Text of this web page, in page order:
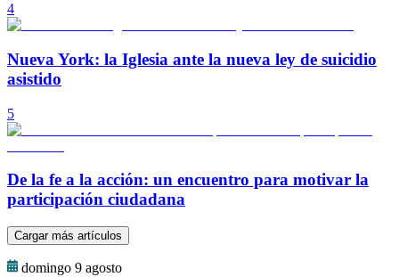
4
Nueva York: la Iglesia ante la nueva ley de suicidio
asistido
5
De la fe a la acción: un encuentro para motivar la
participación ciudadana
Cargar más artículos
domingo 9 agosto